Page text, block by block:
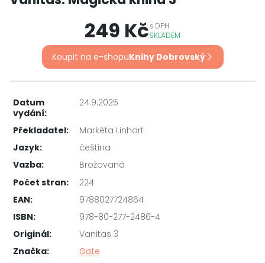
249 Kčs DPH
SKLADEM
Koupit na e-shopuKnihy Dobrovský
Datum
vydání:
24.9.2025
Překladatel:
Markéta Linhart
Jazyk:
čeština
Vazba:
Brožovaná
Počet stran:
224
EAN:
9788027724864
ISBN:
978-80-277-2486-4
Originál:
Vanitas 3
Značka:
Gate